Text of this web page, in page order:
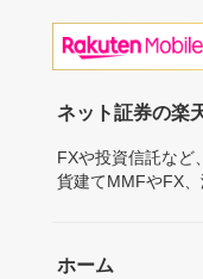
ネット証券の楽
FXや投資信託など
貨建てMMFやFX
ホーム